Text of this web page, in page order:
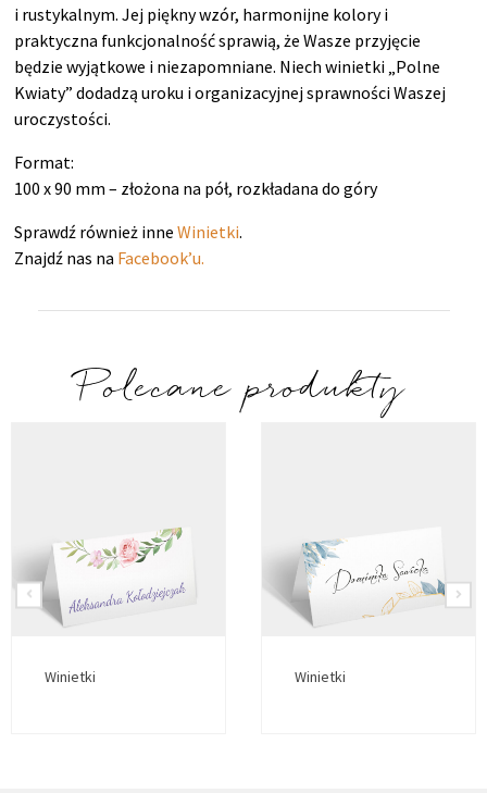
i rustykalnym. Jej piękny wzór, harmonijne kolory i
praktyczna funkcjonalność sprawią, że Wasze przyjęcie
będzie wyjątkowe i niezapomniane. Niech winietki „Polne
Kwiaty” dodadzą uroku i organizacyjnej sprawności Waszej
uroczystości.
Format:
100 x 90 mm – złożona na pół, rozkładana do góry
Sprawdź również inneWinietki.
Znajdź nas na Facebook’u.
Polecane produkty
Winietki Winietki